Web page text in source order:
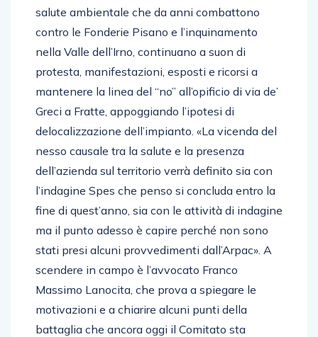
salute ambientale che da anni combattono
contro le Fonderie Pisano e l’inquinamento
nella Valle dell’Irno, continuano a suon di
protesta, manifestazioni, esposti e ricorsi a
mantenere la linea del “no” all’opificio di via de’
Greci a Fratte, appoggiando l’ipotesi di
delocalizzazione dell’impianto. «La vicenda del
nesso causale tra la salute e la presenza
dell’azienda sul territorio verrà definito sia con
l’indagine Spes che penso si concluda entro la
fine di quest’anno, sia con le attività di indagine
ma il punto adesso è capire perché non sono
stati presi alcuni provvedimenti dall’Arpac». A
scendere in campo è l’avvocato Franco
Massimo Lanocita, che prova a spiegare le
motivazioni e a chiarire alcuni punti della
battaglia che ancora oggi il Comitato sta